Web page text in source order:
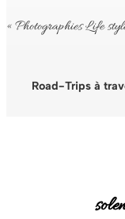
« Photographies Life
Road-Trips à